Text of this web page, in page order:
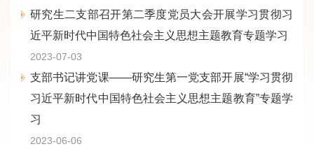
研究生二支部召开第二季度党员大会开展学习贯彻习
近平新时代中国特色社会主义思想主题教育专题学习
2023-07-03
支部书记讲党课——研究生第一党支部开展“学习贯彻
习近平新时代中国特色社会主义思想主题教育”专题学
习
2023-06-06